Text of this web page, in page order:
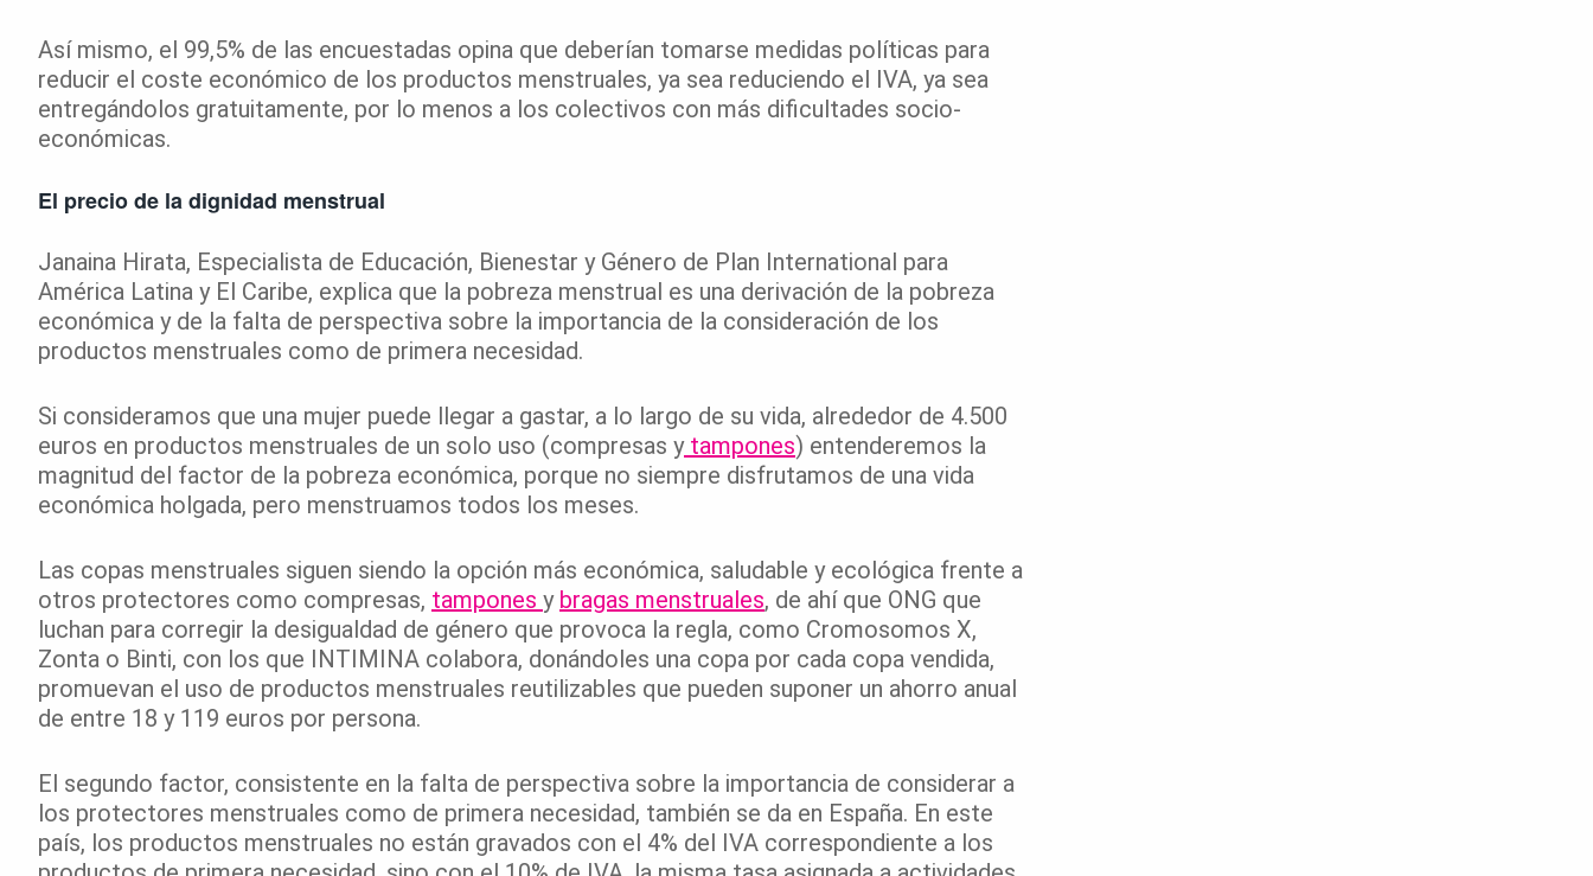
Así mismo, el 99,5% de las encuestadas opina que deberían tomarse medidas políticas para
reducir el coste económico de los productos menstruales, ya sea reduciendo el IVA, ya sea
entregándolos gratuitamente, por lo menos a los colectivos con más dificultades socio-
económicas.
El precio de la dignidad menstrual
Janaina Hirata, Especialista de Educación, Bienestar y Género de Plan International para
América Latina y El Caribe, explica que la pobreza menstrual es una derivación de la pobreza
económica y de la falta de perspectiva sobre la importancia de la consideración de los
productos menstruales como de primera necesidad.
Si consideramos que una mujer puede llegar a gastar, a lo largo de su vida, alrededor de 4.500
euros en productos menstruales de un solo uso (compresas ytampones) entenderemos la
magnitud del factor de la pobreza económica, porque no siempre disfrutamos de una vida
económica holgada, pero menstruamos todos los meses.
Las copas menstruales siguen siendo la opción más económica, saludable y ecológica frente a
otros protectores como compresas, tampones y bragas menstruales, de ahí que ONG que
luchan para corregir la desigualdad de género que provoca la regla, como Cromosomos X,
Zonta o Binti, con los que INTIMINA colabora, donándoles una copa por cada copa vendida,
promuevan el uso de productos menstruales reutilizables que pueden suponer un ahorro anual
de entre 18 y 119 euros por persona.
El segundo factor, consistente en la falta de perspectiva sobre la importancia de considerar a
los protectores menstruales como de primera necesidad, también se da en España. En este
país, los productos menstruales no están gravados con el 4% del IVA correspondiente a los